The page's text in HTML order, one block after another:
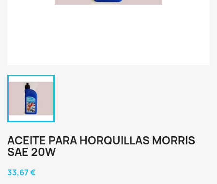
ACEITE PARA HORQUILLAS MORRIS
SAE 20W
33,67 €